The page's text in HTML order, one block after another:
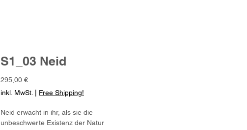
S1_03 Neid
295,00 €Preis
inkl. MwSt.
Free Shipping!
Neid erwacht in ihr, als sie die
unbeschwerte Existenz der Natur